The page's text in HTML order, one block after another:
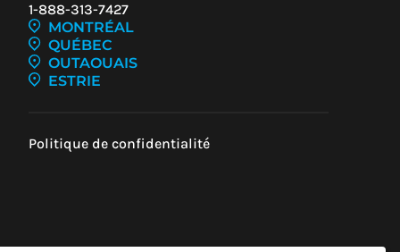
1-888-313-7427
MONTRÉAL
QUÉBEC
OUTAOUAIS
ESTRIE
Politique de confidentialité